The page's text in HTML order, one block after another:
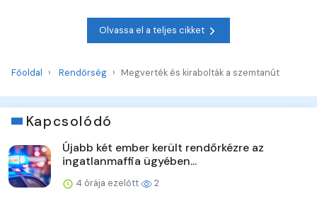
Olvassa el a teljes cikket
Főoldal Rendőrség Megverték és kirabolták a szemtanút
Kapcsolódó
Újabb két ember került rendőrkézre az
ingatlanmaffia ügyében...
4 órája ezelőtt 2